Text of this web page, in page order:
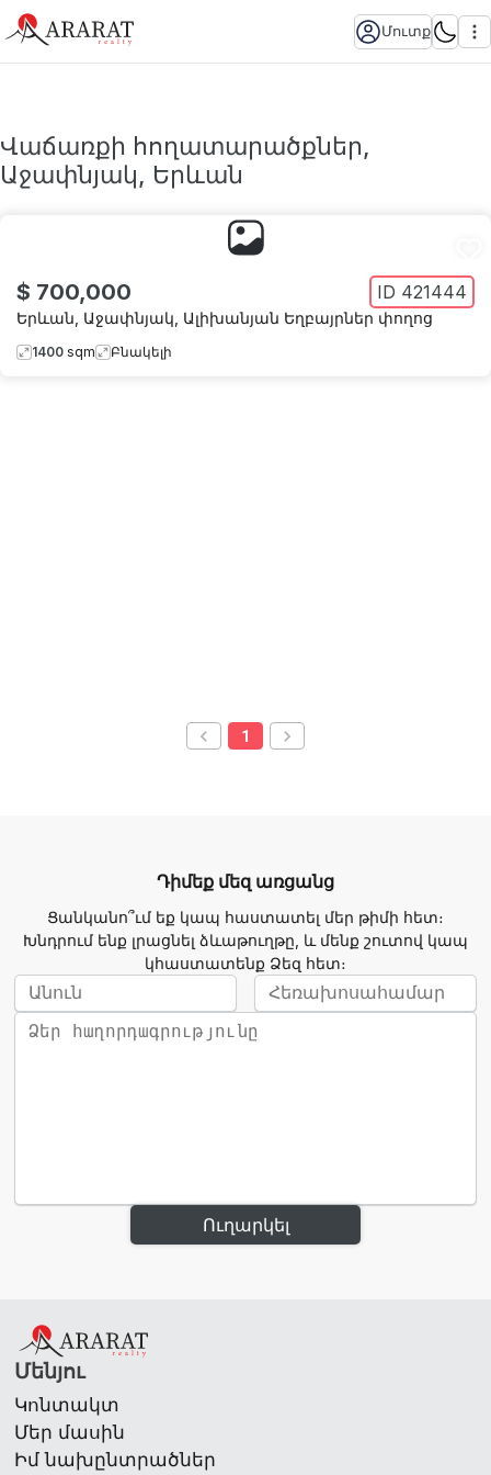
Մուտք
Վաճառքի հողատարածքներ,
Աջափնյակ, Երևան
$ 700,000 ID 421444
Երևան Աջափնյակ Ալիխանյան Եղբայրներ փողոց
1400 sqm Բնակելի
1
Դիմեք մեզ առցանց
Ցանկանո՞ւմ եք կապ հաստատել մեր թիմի հետ։
Խնդրում ենք լրացնել ձևաթուղթը, և մենք շուտով կապ
կհաստատենք Ձեզ հետ։
Ուղարկել
Մենյու
Կոնտակտ
Մեր մասին
Իմ նախընտրածներ